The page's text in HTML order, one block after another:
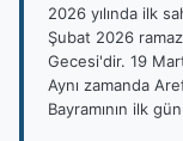
2026 yılında ilk
Şubat 2026
Gecesi'dir. 19
Aynı zamanda
Bayramının ilk